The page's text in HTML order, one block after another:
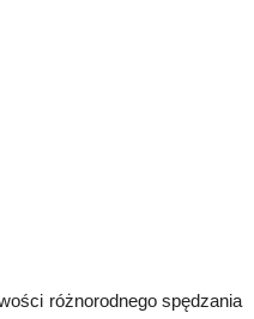
różnorodnego spędzania